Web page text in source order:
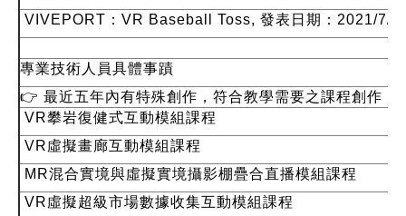
VIVEPORT：VR Baseball Toss, 發表日期：2021/7/
專業技術人員具體事蹟
👉 最近五年內有特殊創作，符合教學需要之課程創作：
VR攀岩復健式互動模組課程
VR虛擬畫廊互動模組課程
MR混合實境與虛擬實境攝影棚疊合直播模組課程
VR虛擬超級市場數據收集互動模組課程